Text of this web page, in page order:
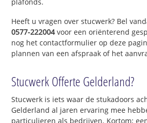
Heeft u vragen over stucwerk? Bel
0577-222004voor een oriënterend
nog het contactformulier op deze
plannen van een afspraak of het
Stucwerk Offerte Gelderland?
Stucwerk is iets waar de stukadoors
Gelderland al jaren ervaring mee
particulieren als bedrijven. Kortom;